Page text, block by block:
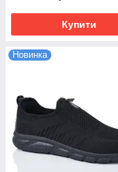
Купити
Новинка